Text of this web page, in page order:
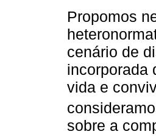
Propomos
cenário de
incorporada
vida e
sobre a